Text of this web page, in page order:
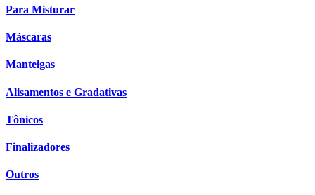
Para Misturar
Máscaras
Manteigas
Alisamentos e Gradativas
Tônicos
Finalizadores
Outros